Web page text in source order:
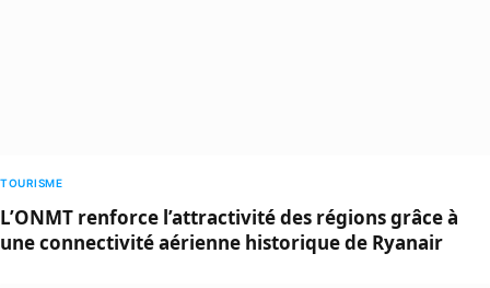
TOURISME
L’ONMT renforce l’attractivité des régions grâce à
une connectivité aérienne historique de Ryanair